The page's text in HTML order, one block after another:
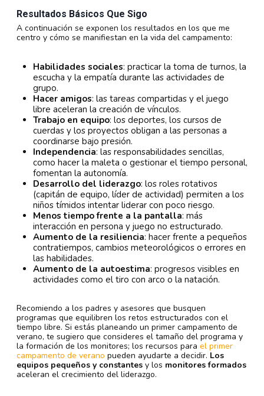
Resultados Básicos Que Sigo
A continuación se exponen los resultados en los que me
centro y cómo se manifiestan en la vida del campamento:
Habilidades sociales: practicar la toma de turnos, la
escucha y la empatía durante las actividades de
grupo.
Hacer amigos: las tareas compartidas y el juego
libre aceleran la creación de vínculos.
Trabajo en equipo: los deportes, los cursos de
cuerdas y los proyectos obligan a las personas a
coordinarse bajo presión.
Independencia: las responsabilidades sencillas,
como hacer la maleta o gestionar el tiempo personal,
fomentan la autonomía.
Desarrollo del liderazgo: los roles rotativos
(capitán de equipo, líder de actividad) permiten a los
niños tímidos intentar liderar con poco riesgo.
Menos tiempo frente a la pantalla: más
interacción en persona y juego no estructurado.
Aumento de la resiliencia: hacer frente a pequeños
contratiempos, cambios meteorológicos o errores en
las habilidades.
Aumento de la autoestima: progresos visibles en
actividades como el tiro con arco o la natación.
Recomiendo a los padres y asesores que busquen
programas que equilibren los retos estructurados con el
tiempo libre. Si estás planeando un primer campamento de
verano, te sugiero que consideres el tamaño del programa y
la formación de los monitores; los recursos para el primer
campamento de verano pueden ayudarte a decidir. Los
equipos pequeños y constantes y los monitores formados
aceleran el crecimiento del liderazgo.